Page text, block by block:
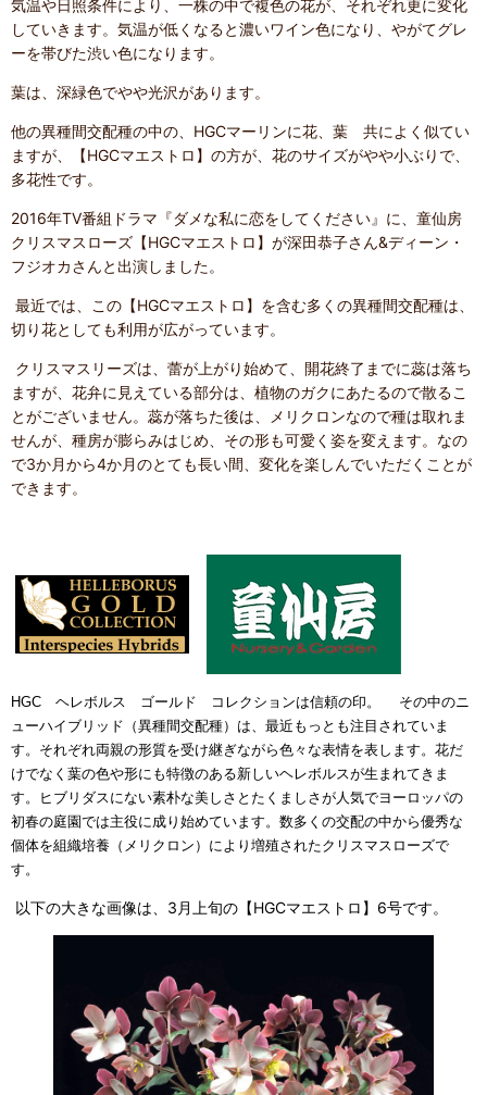
気温や日照条件により、一株の中で複色の花が、それぞれ更に変化
していきます。気温が低くなると濃いワイン色になり、やがてグレ
ーを帯びた渋い色になります。
葉は、深緑色でやや光沢があります。
他の異種間交配種の中の、HGCマーリンに花、葉 共によく似てい
ますが、【HGCマエストロ】の方が、花のサイズがやや小ぶりで、
多花性です。
2016年TV番組ドラマ『ダメな私に恋をしてください』に、童仙房
クリスマスローズ【HGCマエストロ】が深田恭子さん&ディーン・
フジオカさんと出演しました。
最近では、この【HGCマエストロ】を含む多くの異種間交配種は、
切り花としても利用が広がっています。
クリスマスリーズは、蕾が上がり始めて、開花終了までに蕊は落ち
ますが、花弁に見えている部分は、植物のガクにあたるので散るこ
とがございません。蕊が落ちた後は、メリクロンなので種は取れま
せんが、種房が膨らみはじめ、その形も可愛く姿を変えます。なの
で3か月から4か月のとても長い間、変化を楽しんでいただくことが
できます。
HGC ヘレボルス ゴールド コレクションは信頼の印。 その中のニ
ューハイブリッド（異種間交配種）は、最近もっとも注目されていま
す。それぞれ両親の形質を受け継ぎながら色々な表情を表します。花だ
けでなく葉の色や形にも特徴のある新しいヘレボルスが生まれてきま
す。ヒブリダスにない素朴な美しさとたくましさが人気でヨーロッパの
初春の庭園では主役に成り始めています。数多くの交配の中から優秀な
個体を組織培養（メリクロン）により増殖されたクリスマスローズで
す。
以下の大きな画像は、3月上旬の【HGCマエストロ】6号です。